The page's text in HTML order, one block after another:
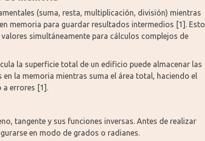
(suma, resta, multiplicación, división) mientras
memoria para guardar resultados intermedios [1]. Esto
simultáneamente para cálculos complejos de
la superficie total de un edificio puede almacenar las
la memoria mientras suma el área total, haciendo el
a errores [1].
tangente y sus funciones inversas. Antes de realizar
en modo de grados o radianes.